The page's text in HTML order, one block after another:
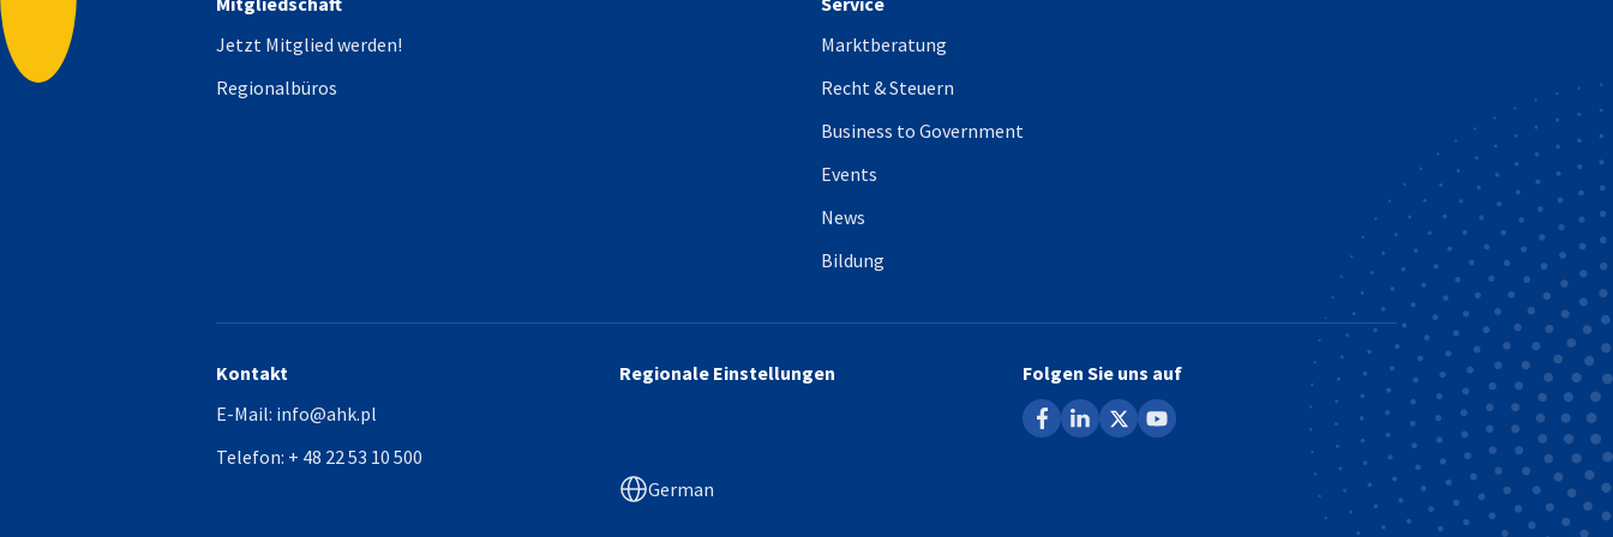
Nach oben
Jetzt Mitglied werden!
Regionalbüros
Marktberatung
Recht & Steuern
Business to Government
Events
News
Bildung
Kontakt
E-Mail: info@ahk.pl
Telefon: + 48 22 53 10 500
Regionale Einstellungen
German
Folgen Sie uns auf
facebook
linkedin
x youtube